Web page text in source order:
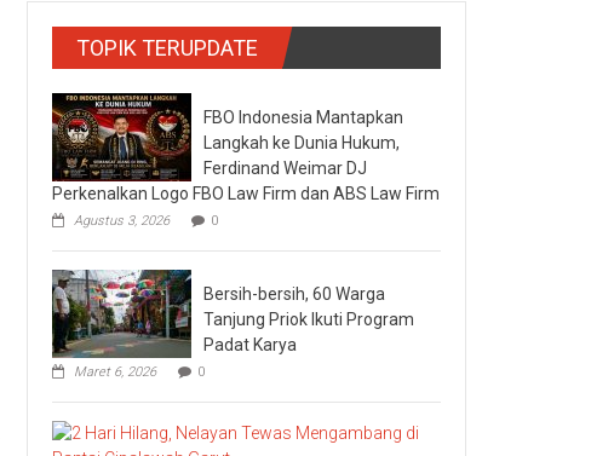
TOPIK TERUPDATE
FBO Indonesia Mantapkan
Langkah ke Dunia Hukum,
Ferdinand Weimar DJ
Perkenalkan Logo FBO Law Firm dan ABS Law Firm
Agustus 3, 2026 0
Bersih-bersih, 60 Warga
Tanjung Priok Ikuti Program
Padat Karya
Maret 6, 2026 0